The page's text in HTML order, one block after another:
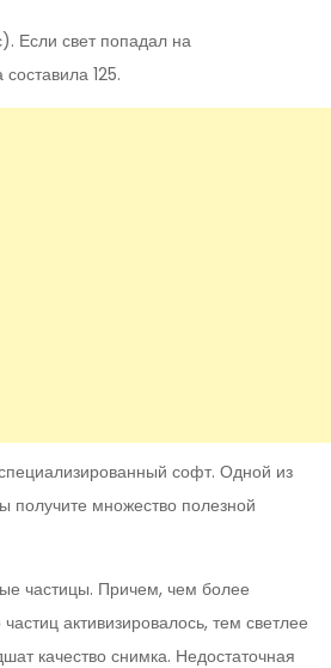
Если свет попадал на
125.
софт. Одной из
получите множество полезной
частицы. Причем, чем более
активизировалось, тем светлее
качество снимка. Недостаточная